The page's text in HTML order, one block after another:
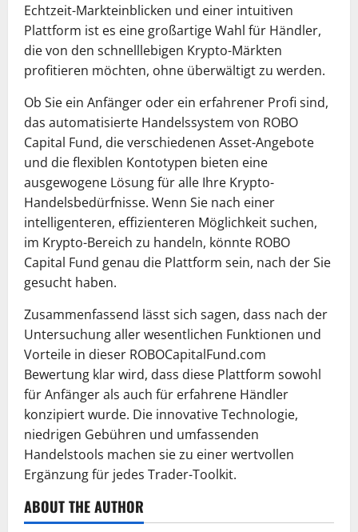
Echtzeit-Markteinblicken und einer intuitiven
Plattform ist es eine großartige Wahl für Händler,
die von den schnelllebigen Krypto-Märkten
profitieren möchten, ohne überwältigt zu werden.
Ob Sie ein Anfänger oder ein erfahrener Profi sind,
das automatisierte Handelssystem von ROBO
Capital Fund, die verschiedenen Asset-Angebote
und die flexiblen Kontotypen bieten eine
ausgewogene Lösung für alle Ihre Krypto-
Handelsbedürfnisse. Wenn Sie nach einer
intelligenteren, effizienteren Möglichkeit suchen,
im Krypto-Bereich zu handeln, könnte ROBO
Capital Fund genau die Plattform sein, nach der Sie
gesucht haben.
Zusammenfassend lässt sich sagen, dass nach der
Untersuchung aller wesentlichen Funktionen und
Vorteile in dieser ROBOCapitalFund.com
Bewertung klar wird, dass diese Plattform sowohl
für Anfänger als auch für erfahrene Händler
konzipiert wurde. Die innovative Technologie,
niedrigen Gebühren und umfassenden
Handelstools machen sie zu einer wertvollen
Ergänzung für jedes Trader-Toolkit.
ABOUT THE AUTHOR